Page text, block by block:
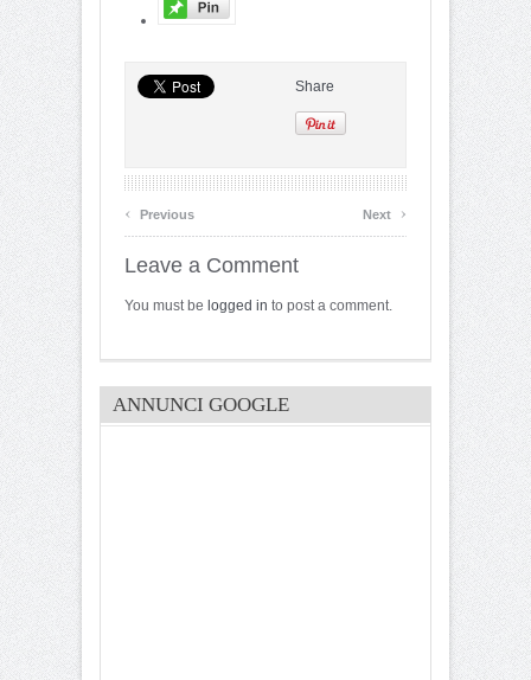
Share
‹ Previous Next ›
Leave a Comment
You must be logged in to post a comment.
ANNUNCI GOOGLE